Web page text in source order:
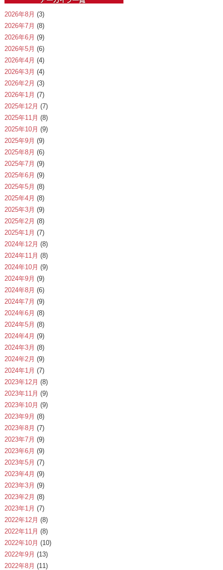
2026年8月 (3)
2026年7月 (8)
2026年6月 (9)
2026年5月 (6)
2026年4月 (4)
2026年3月 (4)
2026年2月 (3)
2026年1月 (7)
2025年12月 (7)
2025年11月 (8)
2025年10月 (9)
2025年9月 (9)
2025年8月 (6)
2025年7月 (9)
2025年6月 (9)
2025年5月 (8)
2025年4月 (8)
2025年3月 (9)
2025年2月 (8)
2025年1月 (7)
2024年12月 (8)
2024年11月 (8)
2024年10月 (9)
2024年9月 (9)
2024年8月 (6)
2024年7月 (9)
2024年6月 (8)
2024年5月 (8)
2024年4月 (9)
2024年3月 (8)
2024年2月 (9)
2024年1月 (7)
2023年12月 (8)
2023年11月 (9)
2023年10月 (9)
2023年9月 (8)
2023年8月 (7)
2023年7月 (9)
2023年6月 (9)
2023年5月 (7)
2023年4月 (9)
2023年3月 (9)
2023年2月 (8)
2023年1月 (7)
2022年12月 (8)
2022年11月 (8)
2022年10月 (10)
2022年9月 (13)
2022年8月 (11)